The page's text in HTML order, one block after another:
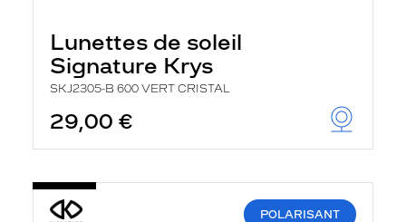
Lunettes de soleil
Signature Krys
SKJ2305-B 600 VERT CRISTAL
29,00 €
POLARISANT